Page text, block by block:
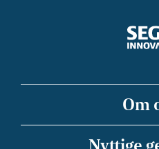
Om
SEGES Innovation er